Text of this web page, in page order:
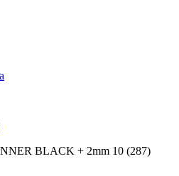
BLACK + 2mm 10 (287)